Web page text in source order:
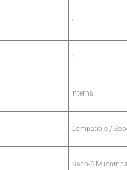
1
1
Interna
Compatible /
Nano-SIM